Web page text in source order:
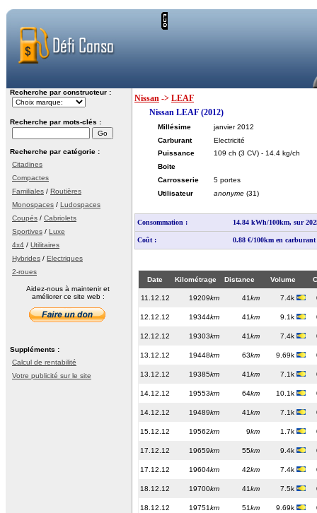
Recherche par constructeur :
Recherche par mots-clés :
Recherche par catégorie :
Citadines
Compactes
Familiales / Routières
Monospaces / Ludospaces
Coupés / Cabriolets
Sportives / Luxe
4x4 / Utilitaires
Hybrides / Electriques
2-roues
Aidez-nous à maintenir et
améliorer ce site web :
Suppléments :
Calcul de rentabilité
Votre publicité sur le site
Nissan -> LEAF
Nissan LEAF (2012)
Millésime
janvier 2012
Carburant
Electricité
Puissance
109 ch (3 CV) - 14.4 kg/ch
Boite
Carrosserie
5 portes
Utilisateur
anonyme (31)
Consommation : 14.84 kWh/100km, sur
Coût : 0.88 €/100km en carburant
Date Kilométrage Distance Volume
11.12.12 19209km 41km 7.4k
12.12.12 19344km 41km 9.1k
12.12.12 19303km 41km 7.4k
13.12.12 19448km 63km 9.69k
13.12.12 19385km 41km 7.1k
14.12.12 19553km 64km 10.1k
14.12.12 19489km 41km 7.1k
15.12.12 19562km 9km 1.7k
17.12.12 19659km 55km 9.4k
17.12.12 19604km 42km 7.4k
18.12.12 19700km 41km 7.5k
18.12.12 19751km 51km 9.69k